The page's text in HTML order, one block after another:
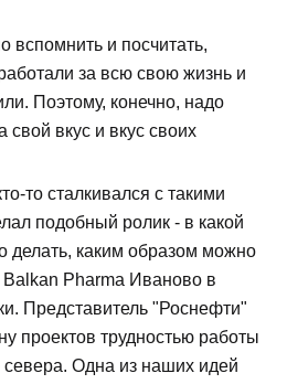
вспомнить и посчитать,
за всю свою жизнь и
Поэтому, конечно, надо
свой вкус и вкус своих
то сталкивался с такими
подобный ролик - в какой
делать, каким образом можно
Pharma Иваново в
Представитель "Роснефти"
проектов трудностью работы
севера. Одна из наших идей